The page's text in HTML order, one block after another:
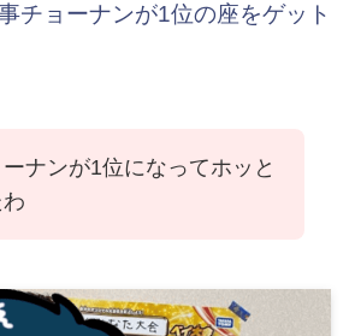
チョーナンが1位の座をゲット
ナンが1位になってホッと
わ